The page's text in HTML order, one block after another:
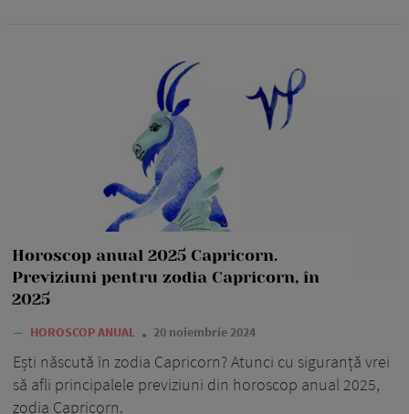
Horoscop anual 2025 Capricorn.
Previziuni pentru zodia Capricorn, în
2025
— HOROSCOP ANUAL 20 noiembrie 2024
Ești născută în zodia Capricorn? Atunci cu siguranță vrei
să afli principalele previziuni din horoscop anual 2025,
zodia Capricorn.